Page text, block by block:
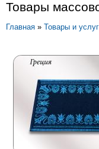
Товары
Главная » Товары и